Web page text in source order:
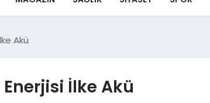
Akü
Enerjisi İlke Akü